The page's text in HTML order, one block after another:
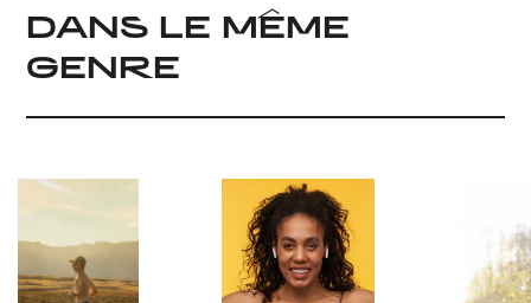
DANS LE MÊME
GENRE